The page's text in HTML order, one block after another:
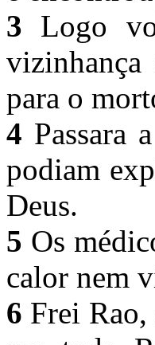
3 Logo
vizinhança
para o
4 Passara
podiam
Deus.
5 Os
calor nem
6 Frei Rao,